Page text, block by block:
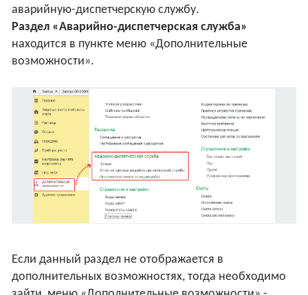
аварийную-диспетчерскую службу.
Раздел «Аварийно-диспетчерская служба»
находится в пункте меню «Дополнительные
возможности».
Если данный раздел не отображается в
дополнительных возможностях, тогда необходимо